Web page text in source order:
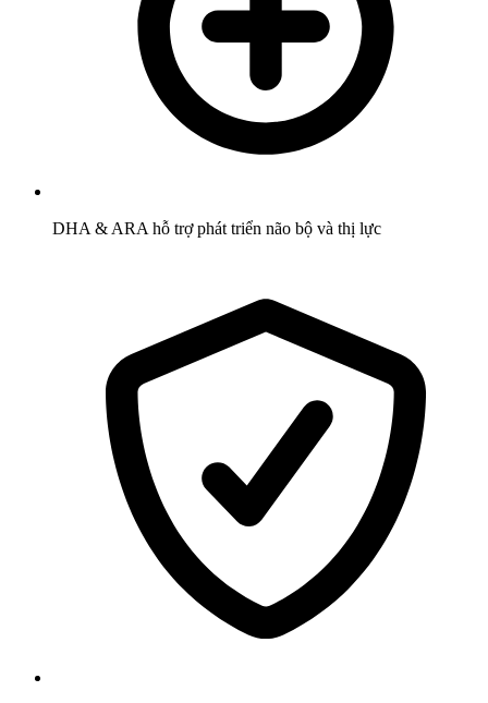
DHA & ARA hỗ trợ phát triển não bộ và thị lực